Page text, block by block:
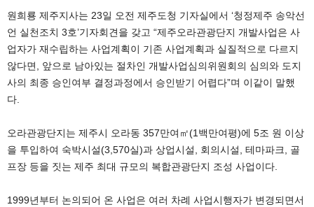
원희룡 제주지사는 23일 오전 제주도청 기자실에서 ‘청정제주 송악선
언 실천조치 3호’기자회견을 갖고 “제주오라관광단지 개발사업은 사
업자가 재수립하는 사업계획이 기존 사업계획과 실질적으로 다르지
않다면, 앞으로 남아있는 절차인 개발사업심의위원회의 심의와 도지
사의 최종 승인여부 결정과정에서 승인받기 어렵다”며 이같이 말했
다.
오라관광단지는 제주시 오라동 357만여㎡(1백만여평)에 5조 원 이상
을 투입하여 숙박시설(3,570실)과 상업시설, 회의시설, 테마파크, 골
프장 등을 짓는 제주 최대 규모의 복합관광단지 조성 사업이다.
1999년부터 논의되어 온 사업은 여러 차례 사업시행자가 변경되면서